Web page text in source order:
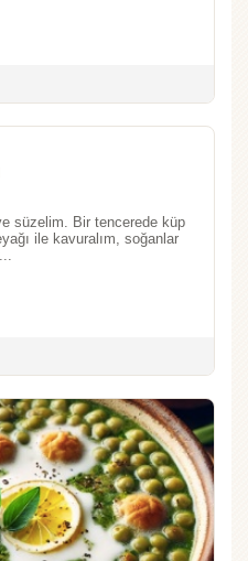
süzelim. Bir tencerede küp
ile kavuralım, soğanlar